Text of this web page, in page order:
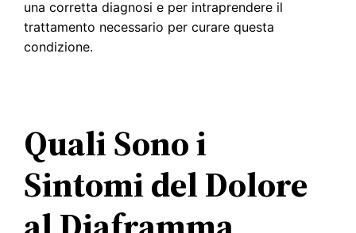
una corretta diagnosi e per intraprendere il
trattamento necessario per curare questa
condizione.
Quali Sono i
Sintomi del Dolore